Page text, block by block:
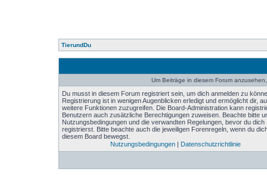
TierundDu
Um Beiträge in diesem Forum
Du musst in diesem Forum registriert sein, um dich anmelden zu
Registrierung ist in wenigen Augenblicken erledigt und ermöglicht dir,
weitere Funktionen zuzugreifen. Die Board-Administration kann
Benutzern auch zusätzliche Berechtigungen zuweisen. Beachte bitte
Nutzungsbedingungen und die verwandten Regelungen, bevor du dich
registrierst. Bitte beachte auch die jeweiligen Forenregeln, wenn du
diesem Board bewegst.
Nutzungsbedingungen| Datenschutzrichtlinie